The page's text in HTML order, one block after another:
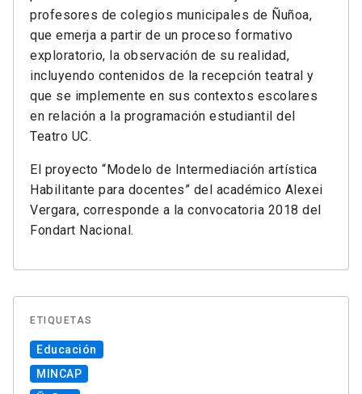
profesores de colegios municipales de Ñuñoa,
que emerja a partir de un proceso formativo
exploratorio, la observación de su realidad,
incluyendo contenidos de la recepción teatral y
que se implemente en sus contextos escolares
en relación a la programación estudiantil del
Teatro UC.
El proyecto “Modelo de Intermediación artística
Habilitante para docentes” del académico Alexei
Vergara, corresponde a la convocatoria 2018 del
Fondart Nacional.
ETIQUETAS
Educación
MINCAP